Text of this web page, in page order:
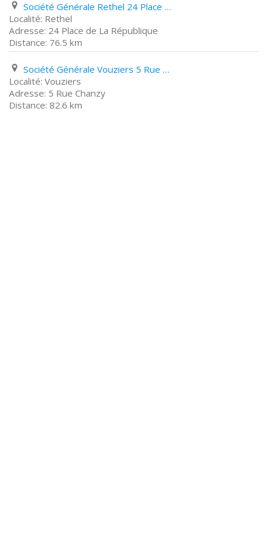
Société Générale Rethel 24 Place de La République
Rethel
24 Place de La République
76.5 km
Société Générale Vouziers 5 Rue Chanzy
Vouziers
5 Rue Chanzy
82.6 km